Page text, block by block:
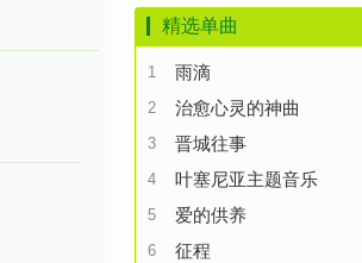
精选单曲
1 雨滴
2 治愈心灵的神曲
3 晋城往事
4 叶塞尼亚主题音乐
5 爱的供养
6 征程